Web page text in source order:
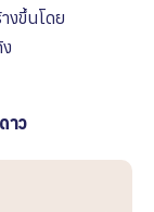
งขึ้นโดย
าว